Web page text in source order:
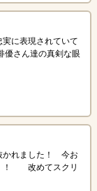
に表現されていて
さん達の真剣な眼
かれました！ 今お
！！ 改めてスクリ